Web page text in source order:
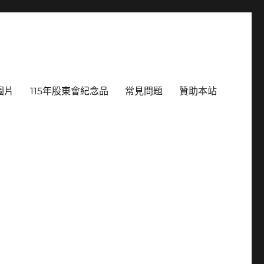
片 115年股東會紀念品 常見問題 贊助本站